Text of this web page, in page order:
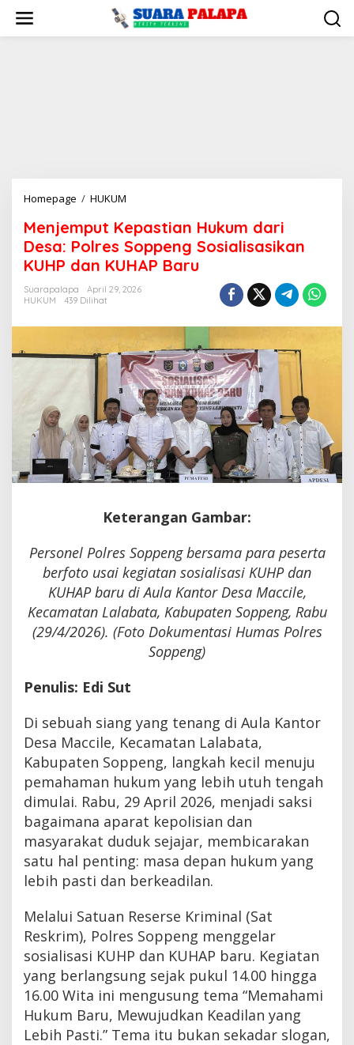
konten
Homepage / HUKUM
Hukum
dari
Desa:
Soppeng
KUHP
dan
KUHAP
Baru
Menjemput Kepastian Hukum dari
Desa: Polres Soppeng Sosialisasikan
KUHP dan KUHAP Baru
Suarapalapa
April 29, 2026
HUKUM
439 Dilihat
Keterangan Gambar:
Personel Polres Soppeng bersama para peserta
berfoto usai kegiatan sosialisasi KUHP dan
KUHAP baru di Aula Kantor Desa Maccile,
Kecamatan Lalabata, Kabupaten Soppeng, Rabu
(29/4/2026). (Foto Dokumentasi Humas Polres
Soppeng)
Penulis: Edi Sut
Di sebuah siang yang tenang di Aula Kantor
Desa Maccile, Kecamatan Lalabata,
Kabupaten Soppeng, langkah kecil menuju
pemahaman hukum yang lebih utuh tengah
dimulai. Rabu, 29 April 2026, menjadi saksi
bagaimana aparat kepolisian dan
masyarakat duduk sejajar, membicarakan
satu hal penting: masa depan hukum yang
lebih pasti dan berkeadilan.
Melalui Satuan Reserse Kriminal (Sat
Reskrim), Polres Soppeng menggelar
sosialisasi KUHP dan KUHAP baru. Kegiatan
yang berlangsung sejak pukul 14.00 hingga
16.00 Wita ini mengusung tema “Memahami
Hukum Baru, Mewujudkan Keadilan yang
Lebih Pasti.” Tema itu bukan sekadar slogan,